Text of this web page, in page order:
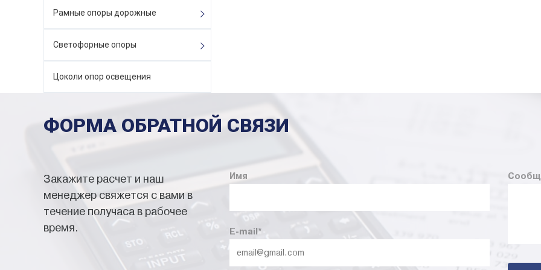
Рамные опоры дорожные
Светофорные опоры
Цоколи опор освещения
ФОРМА ОБРАТНОЙ СВЯЗИ
Закажите расчет и наш
менеджер свяжется с вами в
течение получаса в рабочее
время.
Имя
E-mail *